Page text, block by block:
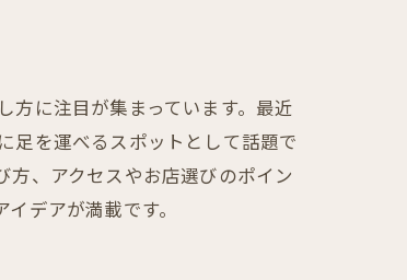
方に注目が集まっています。最近
足を運べるスポットとして話題で
、アクセスやお店選びのポイン
デアが満載です。